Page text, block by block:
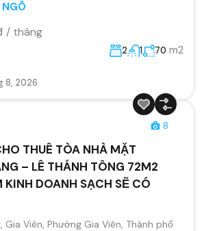
/ tháng
2 1 70 m2
8, 2026
8
THUÊ TÒA NHÀ MẶT
– LÊ THÁNH TÔNG 72M2
DOANH SẠCH SẼ CÓ
Viên, Phường Gia Viên, Thành phố